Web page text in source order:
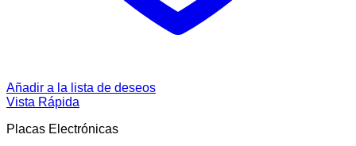
Añadir a la lista de deseos
Vista Rápida
Placas Electrónicas